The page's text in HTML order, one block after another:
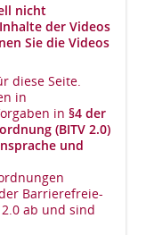
nicht
der Videos
Sie die Videos
diese Seite.
in
in §4 der
(BITV 2.0)
und
Barrierefreie-
ab und sind